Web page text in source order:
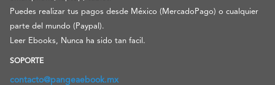
Puedes realizar tus pagos desde México (MercadoPago) o cualquier
parte del mundo (Paypal).
Leer Ebooks, Nunca ha sido tan facil.
SOPORTE
contacto@pangeaebook.mx